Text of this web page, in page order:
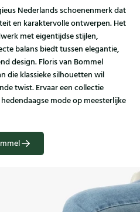
Nederlands schoenenmerk dat
en karaktervolle ontwerpen. Het
met eigentijdse stijlen,
balans biedt tussen elegantie,
design. Floris van Bommel
die klassieke silhouetten wil
twist. Ervaar een collectie
mode op meesterlijke